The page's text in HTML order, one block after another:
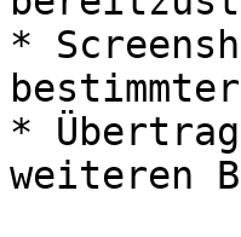
*
*
weiteren